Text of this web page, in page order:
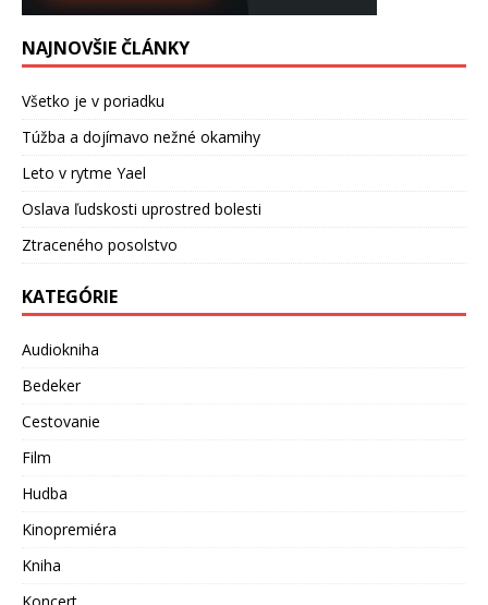
NAJNOVŠIE ČLÁNKY
Všetko je v poriadku
Túžba a dojímavo nežné okamihy
Leto v rytme Yael
Oslava ľudskosti uprostred bolesti
Ztraceného posolstvo
KATEGÓRIE
Audiokniha
Bedeker
Cestovanie
Film
Hudba
Kinopremiéra
Kniha
Koncert